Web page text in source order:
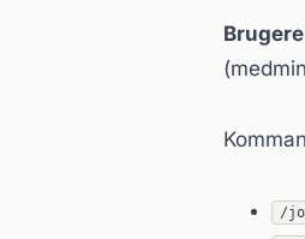
Brugere
/